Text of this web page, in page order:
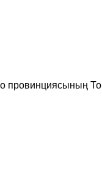
провинциясының